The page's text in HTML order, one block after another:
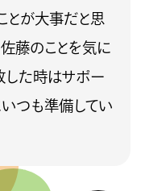
とが大事だと思
佐藤のことを気に
した時はサポー
いつも準備してい